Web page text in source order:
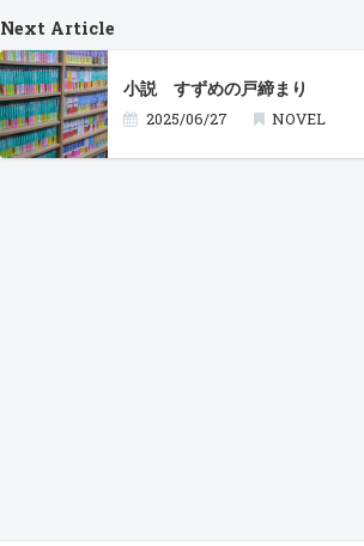
Next Article
小説 すずめの戸締まり
2025/06/27 NOVEL